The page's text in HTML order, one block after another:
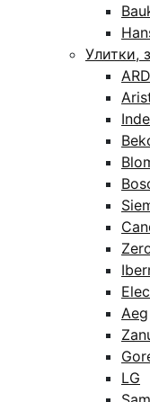
Улитки,
Aeg
LG